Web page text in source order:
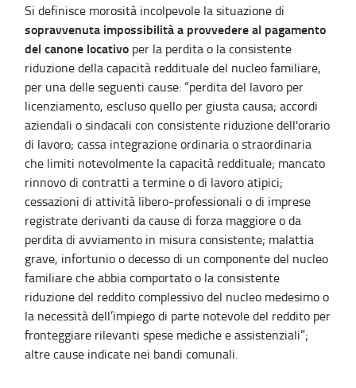
Si definisce morosità incolpevole la situazione di
sopravvenuta impossibilità a provvedere al pagamento
del canone locativo per la perdita o la consistente
riduzione della capacità reddituale del nucleo familiare,
per una delle seguenti cause: “perdita del lavoro per
licenziamento, escluso quello per giusta causa; accordi
aziendali o sindacali con consistente riduzione dell'orario
di lavoro; cassa integrazione ordinaria o straordinaria
che limiti notevolmente la capacità reddituale; mancato
rinnovo di contratti a termine o di lavoro atipici;
cessazioni di attività libero-professionali o di imprese
registrate derivanti da cause di forza maggiore o da
perdita di avviamento in misura consistente; malattia
grave, infortunio o decesso di un componente del nucleo
familiare che abbia comportato o la consistente
riduzione del reddito complessivo del nucleo medesimo o
la necessità dell’impiego di parte notevole del reddito per
fronteggiare rilevanti spese mediche e assistenziali”;
altre cause indicate nei bandi comunali.